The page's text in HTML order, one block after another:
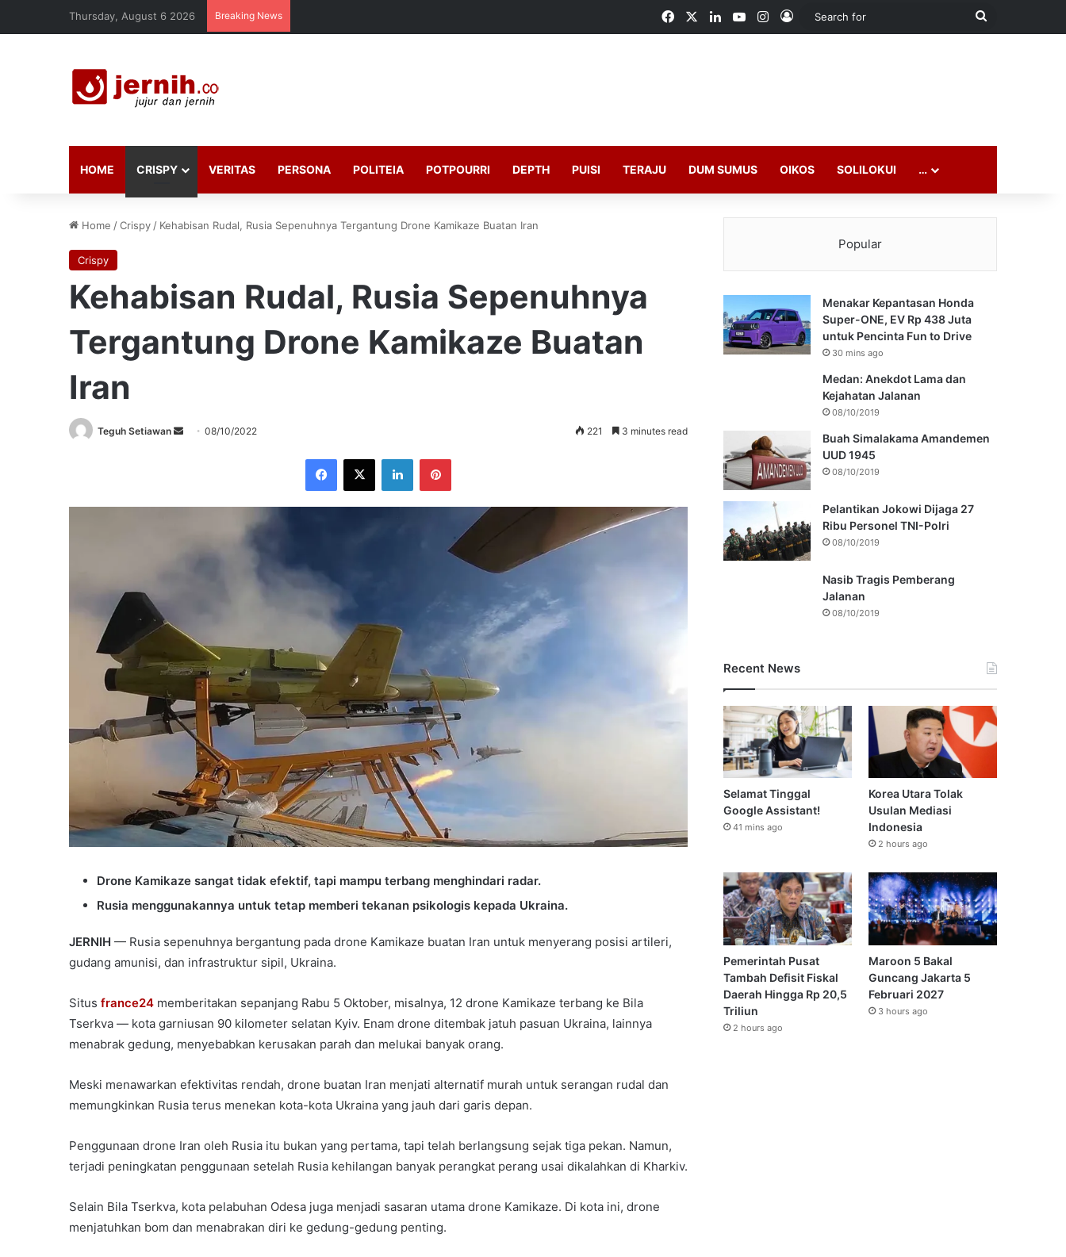
Thursday, August 6 2026 Breaking News FacebookLinkedInYouTubeInstagram
Log In
Search
HOME CRISPY VERITAS PERSONA POLITEIA POTPOURRI DEPTH PUISI TERAJU DUM SUMUS OIKOS SOLILOKUI …
Home /Crispy / Kehabisan Rudal, Rusia Sepenuhnya Tergantung Drone Kamikaze Buatan Iran
Crispy
Kehabisan Rudal, Rusia Sepenuhnya
Tergantung Drone Kamikaze Buatan
Iran
Teguh Setiawan
Send08/10/2022 221 3 minutes read
Facebook
X LinkedInPinterest
Drone Kamikaze sangat tidak efektif, tapi mampu terbang menghindari radar.
Rusia menggunakannya untuk tetap memberi tekanan psikologis kepada Ukraina.
JERNIH — Rusia sepenuhnya bergantung pada drone Kamikaze buatan Iran untuk menyerang posisi artileri,
gudang amunisi, dan infrastruktur sipil, Ukraina.
Situs france24 memberitakan sepanjang Rabu 5 Oktober, misalnya, 12 drone Kamikaze terbang ke Bila
Tserkva — kota garniusan 90 kilometer selatan Kyiv. Enam drone ditembak jatuh pasuan Ukraina, lainnya
menabrak gedung, menyebabkan kerusakan parah dan melukai banyak orang.
Meski menawarkan efektivitas rendah, drone buatan Iran menjati alternatif murah untuk serangan rudal dan
memungkinkan Rusia terus menekan kota-kota Ukraina yang jauh dari garis depan.
Penggunaan drone Iran oleh Rusia itu bukan yang pertama, tapi telah berlangsung sejak tiga pekan. Namun,
terjadi peningkatan penggunaan setelah Rusia kehilangan banyak perangkat perang usai dikalahkan di Kharkiv.
Selain Bila Tserkva, kota pelabuhan Odesa juga menjadi sasaran utama drone Kamikaze. Di kota ini, drone
menjatuhkan bom dan menabrakan diri ke gedung-gedung penting.
Popular
Menakar Kepantasan Honda
Super-ONE, EV Rp 438 Juta
untuk Pencinta Fun to Drive
30 mins ago
Medan: Anekdot Lama dan
Kejahatan Jalanan
08/10/2019
Buah Simalakama Amandemen
UUD 1945
08/10/2019
Pelantikan Jokowi Dijaga 27
Ribu Personel TNI-Polri
08/10/2019
Nasib Tragis Pemberang
Jalanan
08/10/2019
Recent News
Selamat Tinggal
Google Assistant!
41 mins ago
Korea Utara Tolak
Usulan Mediasi
Indonesia
2 hours ago
Pemerintah Pusat
Tambah Defisit Fiskal
Daerah Hingga Rp 20,5
Triliun
2 hours ago
Maroon 5 Bakal
Guncang Jakarta 5
Februari 2027
3 hours ago